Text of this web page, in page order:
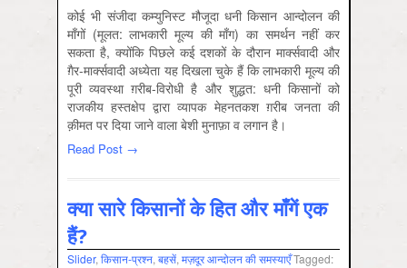
कोई भी संजीदा कम्युनिस्ट मौजूदा धनी किसान आन्दोलन की
माँगों (मूलत: लाभकारी मूल्य की माँग) का समर्थन नहीं कर
सकता है, क्योंकि पिछले कई दशकों के दौरान मार्क्सवादी और
ग़ैर-मार्क्सवादी अध्येता यह दिखला चुके हैं कि लाभकारी मूल्य की
पूरी व्यवस्था ग़रीब-विरोधी है और शुद्धत: धनी किसानों को
राजकीय हस्तक्षेप द्वारा व्यापक मेहनतकश ग़रीब जनता की
क़ीमत पर दिया जाने वाला बेशी मुनाफ़ा व लगान है।
Read Post →
क्या सारे किसानों के हित और माँगें एक
हैं?
Slider, किसान-प्रश्‍न, बहसें, मज़दूर आन्दोलन की समस्‍याएँTagged: